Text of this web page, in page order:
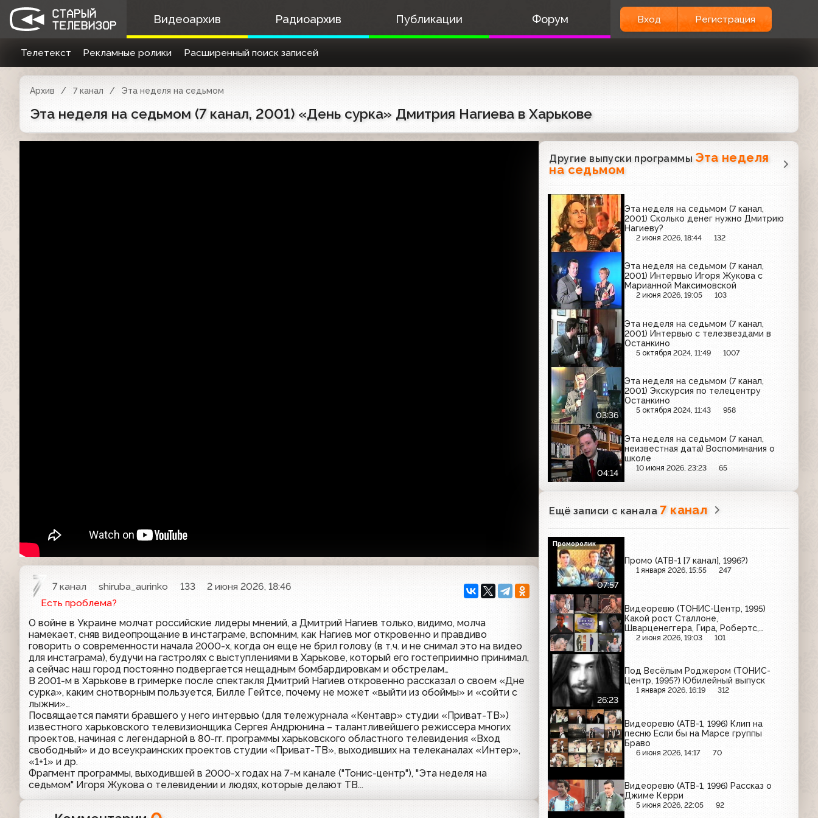
Видеоархив Радиоархив Публикации Форум Вход Регистрация
Телетекст Рекламные ролики Расширенный поиск записей
Архив 7 канал Эта неделя на седьмом
Эта неделя на седьмом (7 канал, 2001) «День сурка» Дмитрия Нагиева в Харькове
7 канал shiruba_aurinko 133
2 июня 2026, 18:46
Есть проблема?
О войне в Украине молчат российские лидеры мнений, а Дмитрий Нагиев только, видимо, молча
намекает, сняв видеопрощание в инстаграме, вспомним, как Нагиев мог откровенно и правдиво
говорить о современности начала 2000-х, когда он еще не брил голову (в т.ч. и не снимал это на видео
для инстаграма), будучи на гастролях с выступлениями в Харькове, который его гостеприимно принимал,
а сейчас наш город постоянно подвергается нещадным бомбардировкам и обстрелам…
В 2001-м в Харькове в гримерке после спектакля Дмитрий Нагиев откровенно рассказал о своем «Дне
сурка», каким снотворным пользуется, Билле Гейтсе, почему не может «выйти из обоймы» и «сойти с
лыжни»…
Посвящается памяти бравшего у него интервью (для тележурнала «Кентавр» студии «Приват-ТВ»)
известного харьковского телевизионщика Сергея Андрюнина – талантливейшего режиссера многих
проектов, начиная с легендарной в 80-гг. программы харьковского областного телевидения «Вход
свободный» и до всеукраинских проектов студии «Приват-ТВ», выходивших на телеканалах «Интер»,
«1+1» и др.
Фрагмент программы, выходившей в 2000-х годах на 7-м канале ("Тонис-центр"), "Эта неделя на
седьмом" Игоря Жукова о телевидении и людях, которые делают ТВ...
Другие выпуски программы Эта неделя
на седьмом
Эта неделя на седьмом (7 канал,
2001) Сколько денег нужно Дмитрию
Нагиеву?
2 июня 2026, 18:44 132
Эта неделя на седьмом (7 канал,
2001) Интервью Игоря Жукова с
Марианной Максимовской
2 июня 2026, 19:05 103
Эта неделя на седьмом (7 канал,
2001) Интервью с телезвездами в
Останкино
5 октября 2024, 11:49 1007
03:36
Эта неделя на седьмом (7 канал,
2001) Экскурсия по телецентру
Останкино
5 октября 2024, 11:43 958
04:14
Эта неделя на седьмом (7 канал,
неизвестная дата) Воспоминания о
школе
10 июня 2026, 23:23 65
Ещё записи с канала7 канал
07:57
Промо (АТВ-1 [7 канал], 1996?)
1 января 2026, 15:55 247
Проморолик
Видеоревю (ТОНИС-Центр, 1995)
Какой рост Сталлоне,
Шварценеггера, Гира, Робертс,
Гибсона и др.
2 июня 2026, 19:03 101
26:23
Под Весёлым Роджером (ТОНИС-
Центр, 1995?) Юбилейный выпуск
1 января 2026, 16:19 312
Видеоревю (АТВ-1, 1996) Клип на
песню Если бы на Марсе группы
Браво
6 июня 2026, 14:17 70
Видеоревю (АТВ-1, 1996) Рассказ о
Джиме Керри
5 июня 2026, 22:05 92